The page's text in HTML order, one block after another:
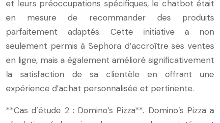
et leurs préoccupations spécifiques, le chatbot était
en mesure de recommander des produits
parfaitement adaptés. Cette initiative a non
seulement permis à Sephora d’accroître ses ventes
en ligne, mais a également amélioré significativement
la satisfaction de sa clientèle en offrant une
expérience d’achat personnalisée et pertinente.
**Cas d’étude 2 : Domino’s Pizza**. Domino’s Pizza a